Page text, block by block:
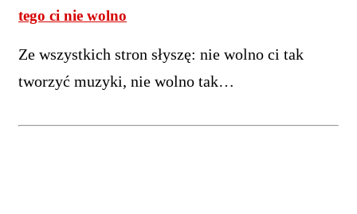
tego ci nie wolno
Ze wszystkich stron słyszę: nie wolno ci tak
tworzyć muzyki, nie wolno tak…